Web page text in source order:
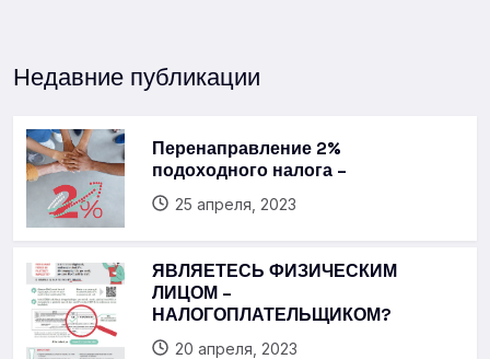
Недавние публикации
Перенаправление 2%
подоходного налога –
25 апреля, 2023
ЯВЛЯЕТЕСЬ ФИЗИЧЕСКИМ
ЛИЦОМ –
НАЛОГОПЛАТЕЛЬЩИКОМ?
20 апреля, 2023